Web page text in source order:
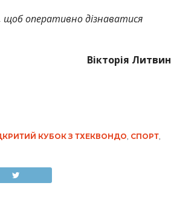
щоб оперативно дізнаватися
Вікторія Литвин
КУБОК З ТХЕКВОНДО, СПОРТ,